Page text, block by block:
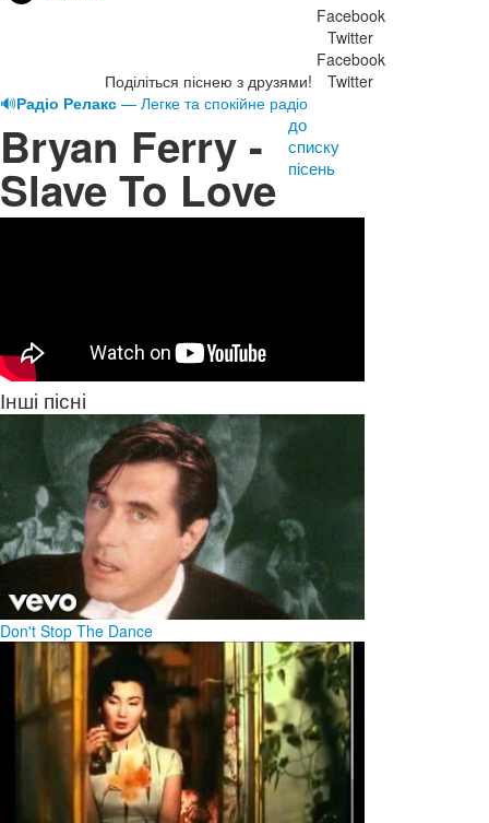
Поділіться піснею з друзями!
Facebook
Twitter
Facebook
Twitter
🔊Радіо Релакс — Легке та спокійне радіо
Bryan Ferry -
Slave To Love
до
списку
пісень
Інші пісні
Don't Stop The Dance